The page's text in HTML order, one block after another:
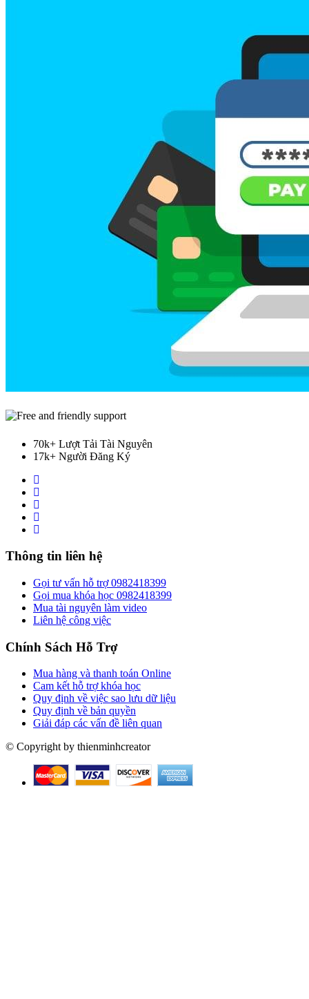
70k+ Lượt Tải Tài Nguyên
17k+ Người Đăng Ký
Thông tin liên hệ
Gọi tư vấn hỗ trợ 0982418399
Gọi mua khóa học 0982418399
Mua tài nguyên làm video
Liên hệ công việc
Chính Sách Hỗ Trợ
Mua hàng và thanh toán Online
Cam kết hỗ trợ khóa học
Quy định về việc sao lưu dữ liệu
Quy định về bản quyền
Giải đáp các vấn đề liên quan
© Copyright by thienminhcreator